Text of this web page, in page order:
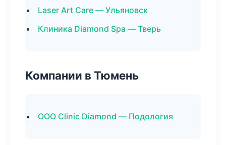
Laser Art Care — Ульяновск
Клиника Diamond Spa — Тверь
Компании в Тюмень
ООО Clinic Diamond — Подология